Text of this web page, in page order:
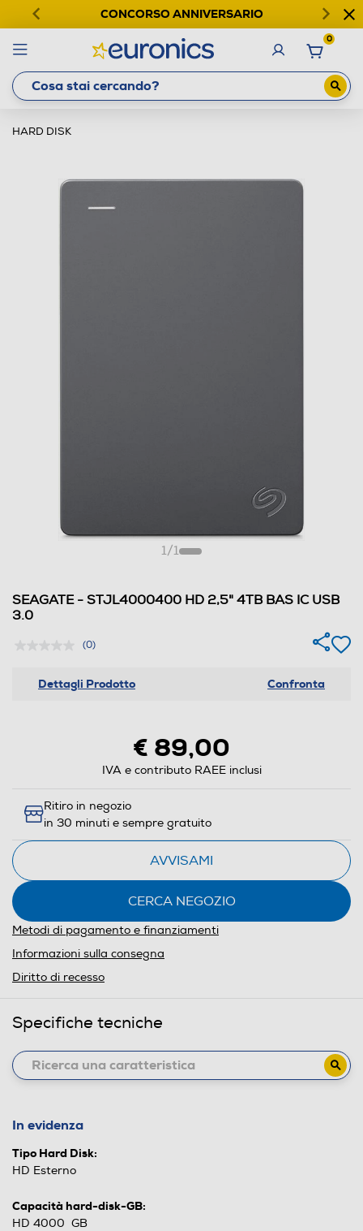
CONCORSO ANNIVERSARIO
0
HARD DISK
1/1
SEAGATE - STJL4000400 HD 2,5" 4TB BAS IC USB
3.0
(0)
Dettagli Prodotto Confronta
€ 89,00
IVA e contributo RAEE inclusi
Ritiro in negozio
in 30 minuti e sempre gratuito
AVVISAMI
CERCA NEGOZIO
Metodi di pagamento e finanziamenti
Informazioni sulla consegna
Diritto di recesso
Specifiche tecniche
In evidenza
Tipo Hard Disk:
HD Esterno
Capacità hard-disk-GB:
HD 4000 GB